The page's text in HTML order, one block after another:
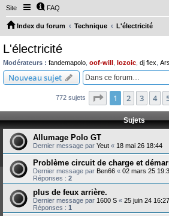
Site FAQ
Index du forum Technique L'électricité
L'électricité
Modérateurs : fandemapolo oof-will lozoic dj flex
Nouveau sujet
772 sujets Page 1sur16
1 2 3 4
Sujets
Allumage Polo GT
Dernier message par Yeut « 18 mai 26 18:44
Problème circuit de charge et
Dernier message par Ben66 « 02 mars 25
Réponses : 2
plus de feux arrière.
Dernier message par 1600 S « 25 juin 24 16:27
Réponses : 1